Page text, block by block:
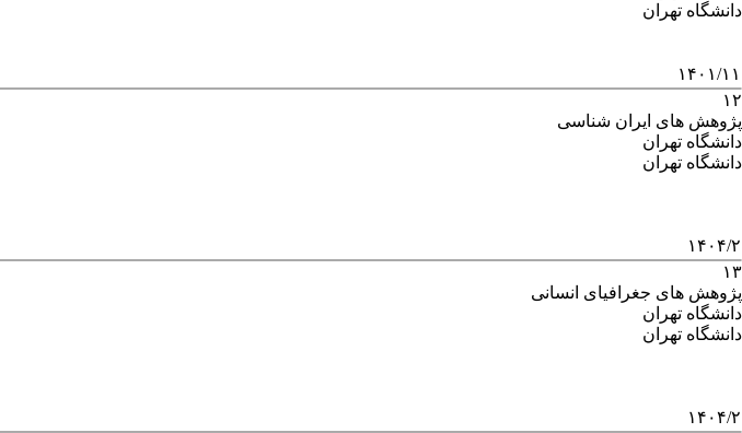
دانشگاه تهران
۱۴۰۱/۱۱
۱۲
پژوهش های ایران شناسی
دانشگاه تهران
دانشگاه تهران
۱۴۰۴/۲
۱۳
پژوهش های جغرافیای انسانی
دانشگاه تهران
دانشگاه تهران
۱۴۰۴/۲